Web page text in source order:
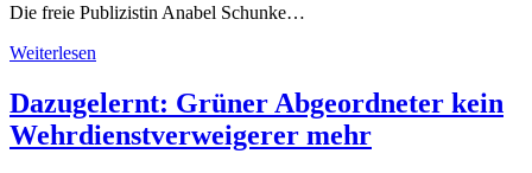
Die freie Publizistin Anabel Schunke…
Weiterlesen
Dazugelernt: Grüner Abgeordneter kein
Wehrdienstverweigerer mehr